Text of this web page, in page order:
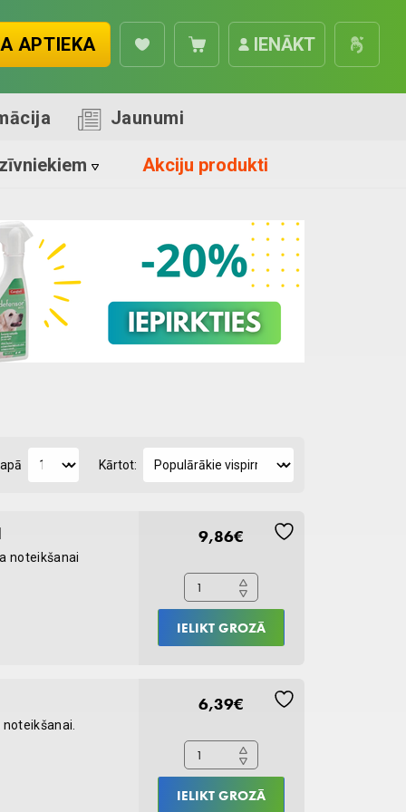
IENĀKT
APTIEKA
Jaunumi
Akciju produkti
Kārtot:
noteikšanai
9,86€
Rapid
FCoV
IELIKT GROZĀ
6,39€
Rapid
CPV
IELIKT GROZĀ